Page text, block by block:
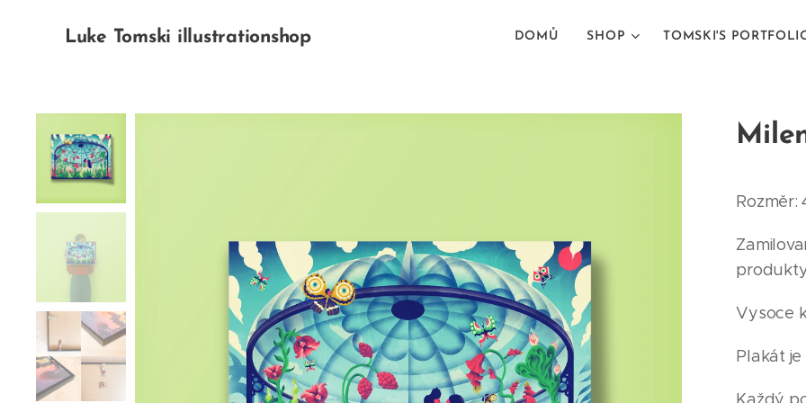
Luke Tomski illustrationshop DOMŮ SHOP TOMSKI'S
Rozměr:
Vysoce
Plakát